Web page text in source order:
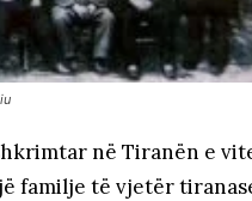
në Tiranën e
familje të vjetër